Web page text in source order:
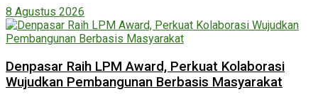
8 Agustus 2026
Denpasar Raih LPM Award, Perkuat Kolaborasi
Wujudkan Pembangunan Berbasis Masyarakat